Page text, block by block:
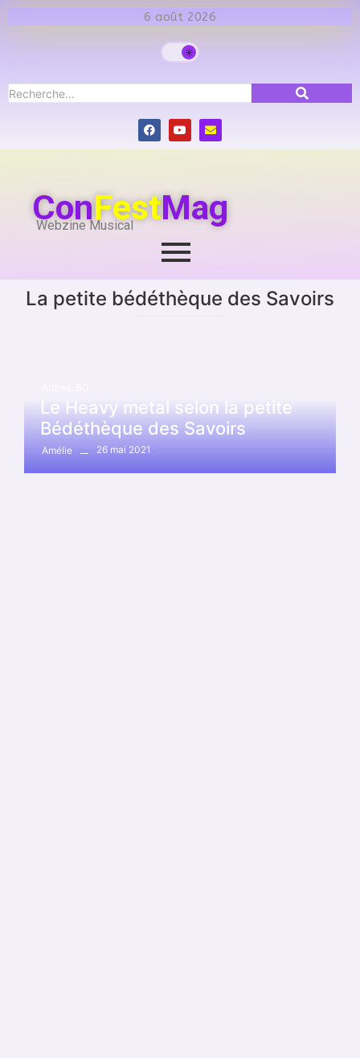
6 août 2026
ConFestMag
Webzine Musical
La petite bédéthèque des Savoirs
Le Heavy metal selon la petite
Bédéthèque des Savoirs
Amélie 26 mai 2021